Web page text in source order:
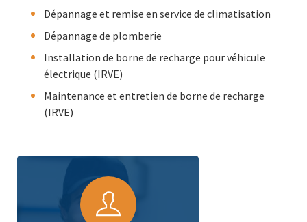
Dépannage et remise en service de climatisation
Dépannage de plomberie
Installation de borne de recharge pour véhicule
électrique (IRVE)
Maintenance et entretien de borne de recharge
(IRVE)